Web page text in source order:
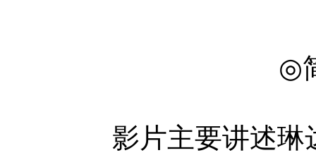
◎
影片主要讲述琳